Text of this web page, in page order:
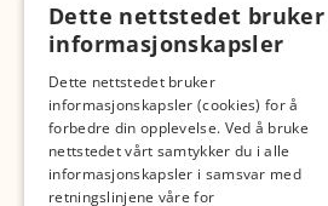
Dette nettstedet bruker
informasjonskapsler
Dette nettstedet bruker
informasjonskapsler (cookies) for å
forbedre din opplevelse. Ved å bruke
nettstedet vårt samtykker du i alle
informasjonskapsler i samsvar med
retningslinjene våre for